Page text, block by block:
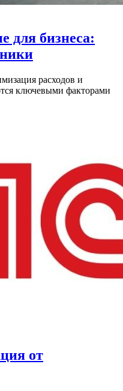
для бизнеса:
расходов и
ключевыми факторами
от